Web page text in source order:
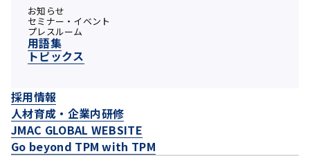
お知らせ
セミナー・イベント
プレスルーム
用語集
トピックス
採用情報
人材育成・企業内研修
JMAC GLOBAL WEBSITE
Go beyond TPM with TPM